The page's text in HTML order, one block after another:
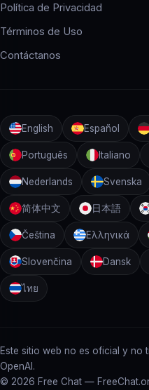
Política de Privacidad
Términos de Uso
Contáctanos
English Español
Português Italiano
Nederlands Svenska
简体中文 日本語
Čeština Ελληνικά
Slovenčina Dansk
ไทย
Este sitio web no es oficial y no
OpenAI.
© 2026 Free Chat —